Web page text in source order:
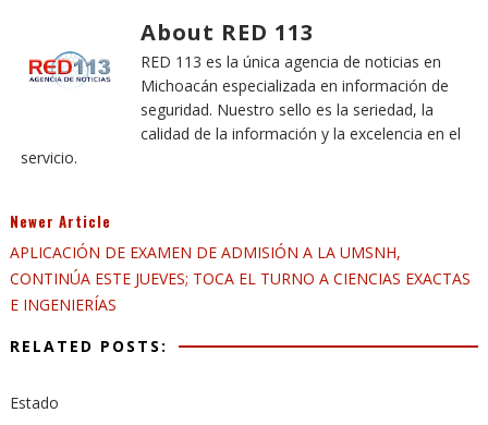
About RED 113
RED 113 es la única agencia de noticias en
Michoacán especializada en información de
seguridad. Nuestro sello es la seriedad, la
calidad de la información y la excelencia en el
servicio.
Newer Article
APLICACIÓN DE EXAMEN DE ADMISIÓN A LA UMSNH,
CONTINÚA ESTE JUEVES; TOCA EL TURNO A CIENCIAS EXACTAS
E INGENIERÍAS
RELATED POSTS:
Estado